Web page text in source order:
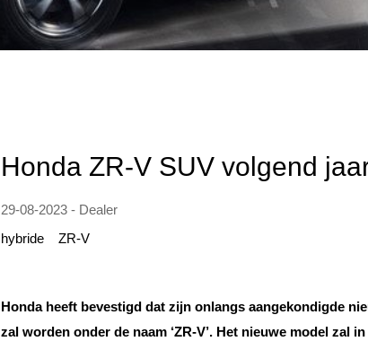
Honda ZR-V SUV volgend
29-08-2023 - Dealer
hybride
ZR-V
Honda heeft bevestigd dat zijn onlangs aangekondigde
zal worden onder de naam ‘ZR-V’. Het nieuwe model zal